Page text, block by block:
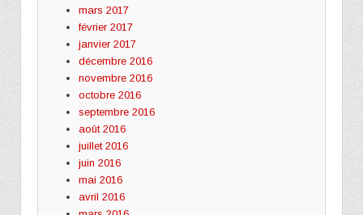
mars 2017
février 2017
janvier 2017
décembre 2016
novembre 2016
octobre 2016
septembre 2016
août 2016
juillet 2016
juin 2016
mai 2016
avril 2016